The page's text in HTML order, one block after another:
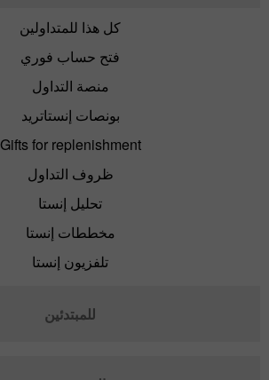
كل هذا للمتداولين
فتح حساب فوري
منصة التداول
بونصات إنستاتريد
Gifts for replenishment
ظروف التداول
تحليل إنستا
مخططات إنستا
تلفزيون إنستا
للمبتدئين